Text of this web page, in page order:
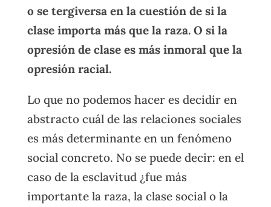
o se tergiversa en la cuestión de si la
clase importa más que la raza. O si la
opresión de clase es más inmoral que la
opresión racial.
Lo que no podemos hacer es decidir en
abstracto cuál de las relaciones sociales
es más determinante en un fenómeno
social concreto. No se puede decir: en el
caso de la esclavitud ¿fue más
importante la raza, la clase social o la